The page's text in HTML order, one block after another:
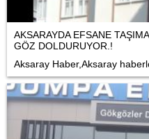
AKSARAYDA EFSANE
GÖZ DOLDURUYOR.!
Aksaray Haber,Aksaray